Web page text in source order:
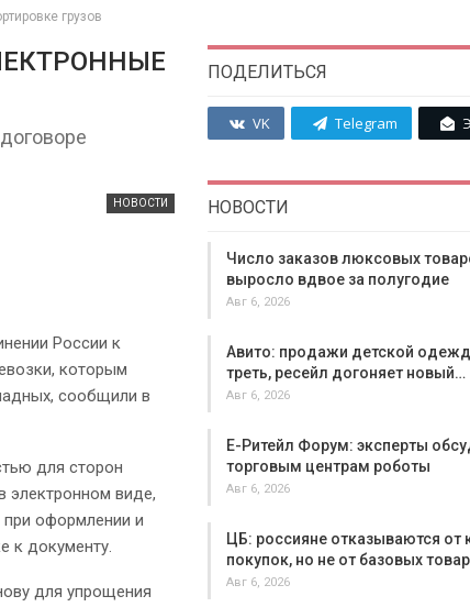
грузов
НОВОСТИ
России к
которым
сообщили в
для сторон
электронном виде,
при оформлении и
к документу.
для упрощения
ПОДЕЛИТЬСЯ
VK Telegram
НОВОСТИ
Число заказов люксовых
выросло вдвое за полугодие
Авг 6, 2026
Авито: продажи детской
треть, ресейл догоняет новый…
Авг 6, 2026
Е-Ритейл Форум: эксперты
торговым центрам роботы
Авг 6, 2026
ЦБ: россияне отказываются от
покупок, но не от базовых
Авг 6, 2026